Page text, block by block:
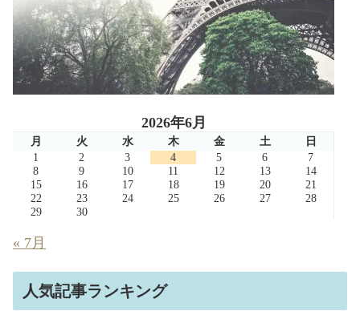
2026年6月
月 火 水 木 金 土
日
1
2 3 4 5 6
7
8
9 10 11 12 13
14
15
16 17 18 19 20
21
22
23 24 25 26 27
28
29
30
« 7月
人気記事ランキング